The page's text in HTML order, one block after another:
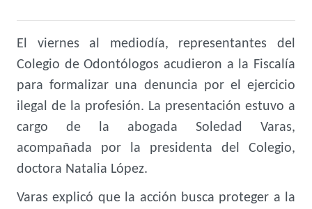
El viernes al mediodía, representantes del
Colegio de Odontólogos acudieron a la Fiscalía
para formalizar una denuncia por el ejercicio
ilegal de la profesión. La presentación estuvo a
cargo de la abogada Soledad Varas,
acompañada por la presidenta del Colegio,
doctora Natalia López.
Varas explicó que la acción busca proteger a la